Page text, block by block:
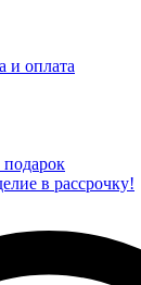
и оплата
подарок
в рассрочку!